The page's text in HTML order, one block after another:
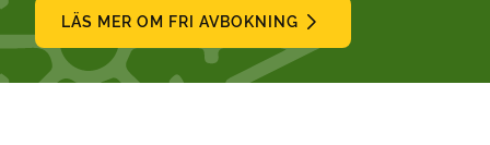
LÄS MER OM FRI AVBOKNING